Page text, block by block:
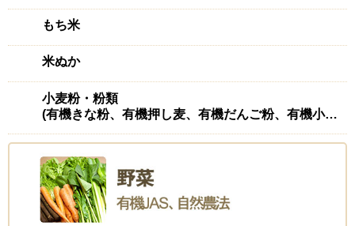
もち米
米ぬか
小麦粉・粉類
(有機きな粉、有機押し麦、有機だんご粉、有機小麦粉(強力)、有機ふすま、有機もち麦